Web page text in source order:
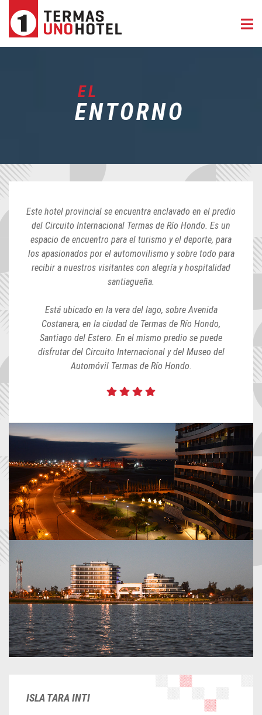
EL
ENTORNO
Este hotel provincial se encuentra enclavado en el predio
del Circuito Internacional Termas de Río Hondo. Es un
espacio de encuentro para el turismo y el deporte, para
los apasionados por el automovilismo y sobre todo para
recibir a nuestros visitantes con alegría y hospitalidad
santiagueña.
Está ubicado en la vera del lago, sobre Avenida
Costanera, en la ciudad de Termas de Río Hondo,
Santiago del Estero. En el mismo predio se puede
disfrutar del Circuito Internacional y del Museo del
Automóvil Termas de Río Hondo.
ISLA TARA INTI